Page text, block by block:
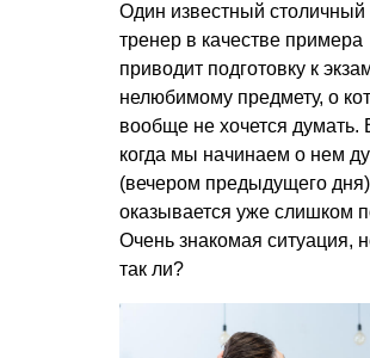
Один известный столичный
тренер в качестве примера
приводит подготовку к
нелюбимому предмету, о
вообще не хочется думать.
когда мы начинаем о нем
(вечером предыдущего
оказывается уже слишком
Очень знакомая ситуация,
так ли?